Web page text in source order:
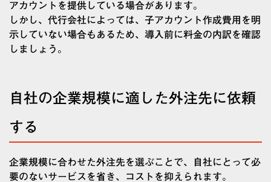
アカウントを提供している場合があります。
しかし、代行会社によっては、子アカウント作成費用を明
示していない場合もあるため、導入前に料金の内訳を確認
しましょう。
自社の企業規模に適した外注先に依頼
する
企業規模に合わせた外注先を選ぶことで、自社にとって必
要のないサービスを省き、コストを抑えられます。